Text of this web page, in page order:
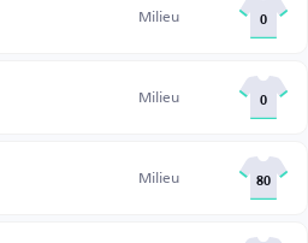
Milieu 0
Milieu 0
Milieu 80